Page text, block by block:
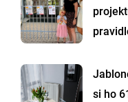
si ho